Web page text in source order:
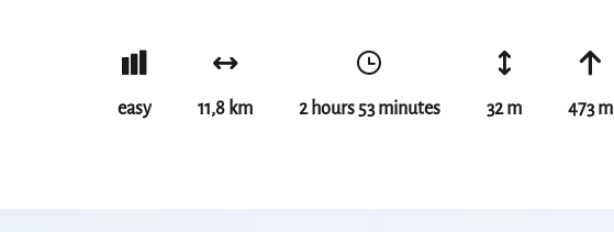
easy 11,8 km 2 hours 53 minutes 32 m 473 m